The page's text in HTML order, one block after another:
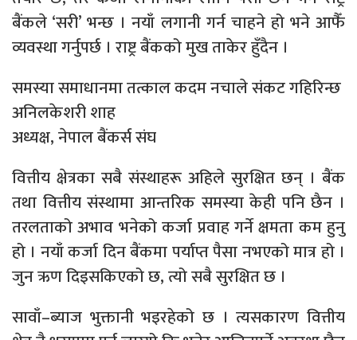
बैंकले ‘सरी’ भन्छ । नयाँ लगानी गर्न चाहने हो भने आफैँ
व्यवस्था गर्नुपर्छ । राष्ट्र बैंकको मुख ताकेर हुँदैन ।
समस्या समाधानमा तत्काल कदम नचाले संकट गहिरिन्छ
अनिलकेशरी शाह
अध्यक्ष, नेपाल बैंकर्स संघ
वित्तीय क्षेत्रका सबै संस्थाहरू अहिले सुरक्षित छन् । बैंक
तथा वित्तीय संस्थामा आन्तरिक समस्या केही पनि छैन ।
तरलताको अभाव भनेको कर्जा प्रवाह गर्ने क्षमता कम हुनु
हो । नयाँ कर्जा दिन बैंकमा पर्याप्त पैसा नभएको मात्र हो ।
जुन ऋण दिइसकिएको छ, त्यो सबै सुरक्षित छ ।
सावाँ–ब्याज भुक्तानी भइरहेको छ । त्यसकारण वित्तीय